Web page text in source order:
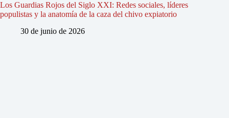
Los Guardias Rojos del Siglo XXI: Redes sociales, líderes
populistas y la anatomía de la caza del chivo expiatorio
30 de junio de 2026